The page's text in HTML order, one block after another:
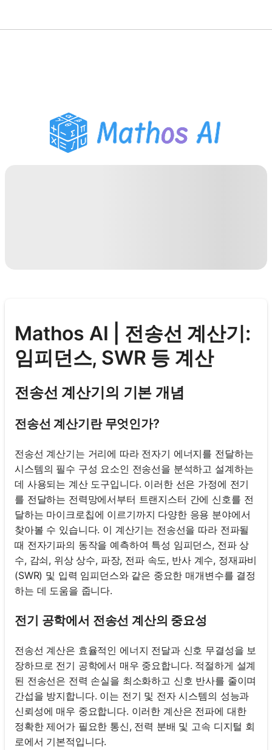
PDF 숙제 도우미
학습 도구
Mathos AI | 전송선 계산기:
임피던스, SWR 등 계산
전송선 계산기의 기본 개념
전송선 계산기란 무엇인가?
전송선 계산기는 거리에 따라 전자기 에너지를 전달하는
시스템의 필수 구성 요소인 전송선을 분석하고 설계하는
데 사용되는 계산 도구입니다. 이러한 선은 가정에 전기
를 전달하는 전력망에서부터 트랜지스터 간에 신호를 전
달하는 마이크로칩에 이르기까지 다양한 응용 분야에서
찾아볼 수 있습니다. 이 계산기는 전송선을 따라 전파될
때 전자기파의 동작을 예측하여 특성 임피던스, 전파 상
수, 감쇠, 위상 상수, 파장, 전파 속도, 반사 계수, 정재파비
(SWR) 및 입력 임피던스와 같은 중요한 매개변수를 결정
하는 데 도움을 줍니다.
전기 공학에서 전송선 계산의 중요성
전송선 계산은 효율적인 에너지 전달과 신호 무결성을 보
장하므로 전기 공학에서 매우 중요합니다. 적절하게 설계
된 전송선은 전력 손실을 최소화하고 신호 반사를 줄이며
간섭을 방지합니다. 이는 전기 및 전자 시스템의 성능과
신뢰성에 매우 중요합니다. 이러한 계산은 전파에 대한
정확한 제어가 필요한 통신, 전력 분배 및 고속 디지털 회
로에서 기본적입니다.